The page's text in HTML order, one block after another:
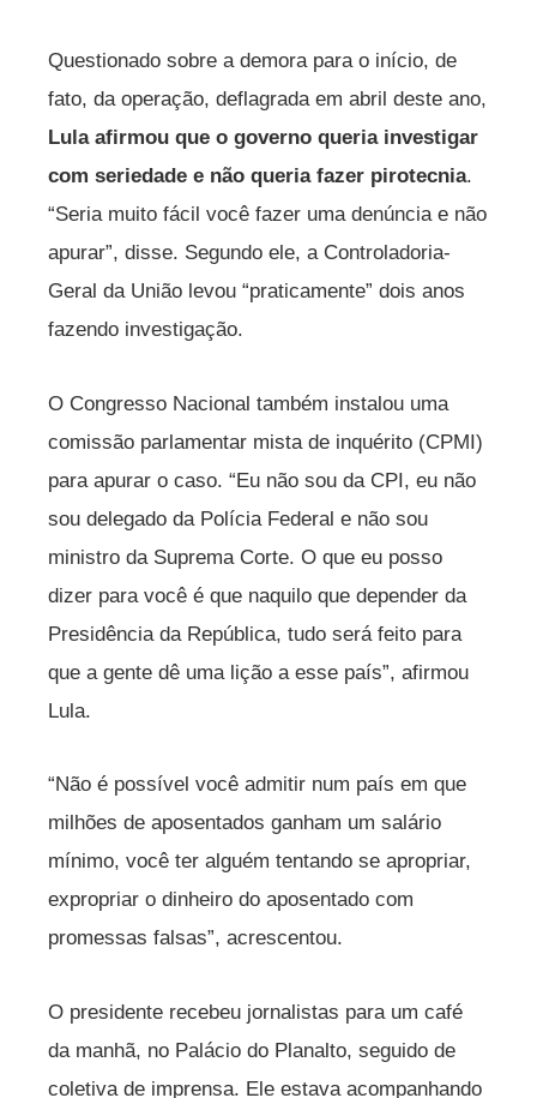
Questionado sobre a demora para o início, de
fato, da operação, deflagrada em abril deste ano,
Lula afirmou que o governo queria investigar
com seriedade e não queria fazer pirotecnia.
“Seria muito fácil você fazer uma denúncia e não
apurar”, disse. Segundo ele, a Controladoria-
Geral da União levou “praticamente” dois anos
fazendo investigação.
O Congresso Nacional também instalou uma
comissão parlamentar mista de inquérito (CPMI)
para apurar o caso. “Eu não sou da CPI, eu não
sou delegado da Polícia Federal e não sou
ministro da Suprema Corte. O que eu posso
dizer para você é que naquilo que depender da
Presidência da República, tudo será feito para
que a gente dê uma lição a esse país”, afirmou
Lula.
“Não é possível você admitir num país em que
milhões de aposentados ganham um salário
mínimo, você ter alguém tentando se apropriar,
expropriar o dinheiro do aposentado com
promessas falsas”, acrescentou.
O presidente recebeu jornalistas para um café
da manhã, no Palácio do Planalto, seguido de
coletiva de imprensa. Ele estava acompanhando